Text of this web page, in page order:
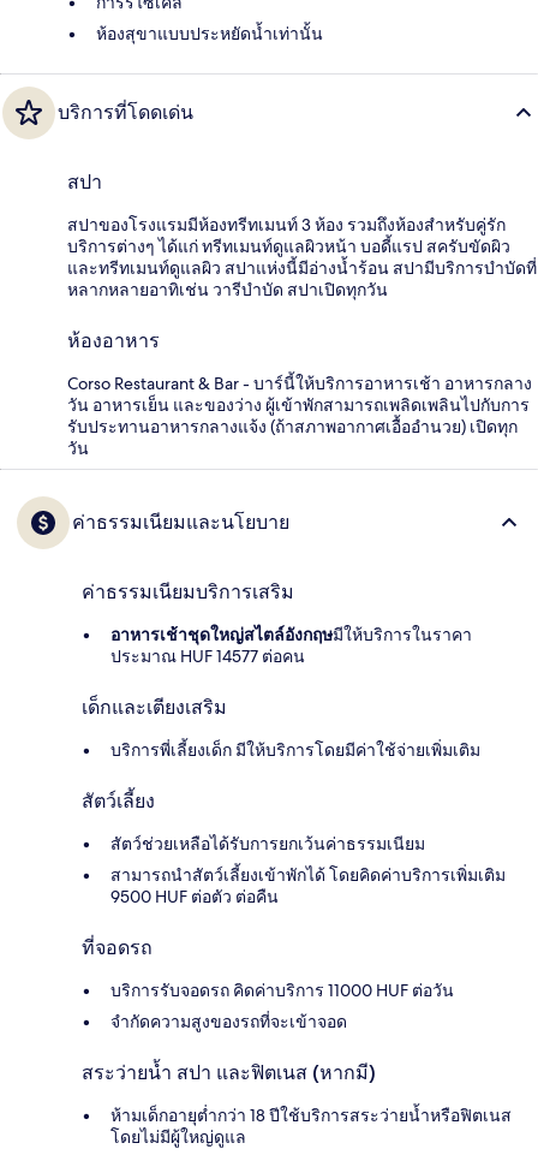
ห้องสุขาแบบประหยัดน้ำเท่านั้น
บริการที่โดดเด่น
สปา
สปาของโรงแรมมีห้องทรีทเมนท์ 3 ห้อง รวมถึงห้องสำหรับคู่รัก
บริการต่างๆ ได้แก่ ทรีทเมนท์ดูแลผิวหน้า บอดี้แรป สครับขัดผิว
และทรีทเมนท์ดูแลผิว สปาแห่งนี้มีอ่างน้ำร้อน สปามีบริการบำบัดที่
หลากหลายอาทิเช่น วารีบำบัด สปาเปิดทุกวัน
ห้องอาหาร
Corso Restaurant & Bar - บาร์นี้ให้บริการอาหารเช้า อาหารกลาง
วัน อาหารเย็น และของว่าง ผู้เข้าพักสามารถเพลิดเพลินไปกับการ
รับประทานอาหารกลางแจ้ง (ถ้าสภาพอากาศเอื้ออำนวย) เปิดทุก
วัน
ค่าธรรมเนียมและนโยบาย
ค่าธรรมเนียมบริการเสริม
อาหารเช้าชุดใหญ่สไตล์อังกฤษมีให้บริการในราคา
ประมาณ HUF 14577 ต่อคน
เด็กและเตียงเสริม
บริการพี่เลี้ยงเด็ก มีให้บริการโดยมีค่าใช้จ่ายเพิ่มเติม
สัตว์เลี้ยง
สัตว์ช่วยเหลือได้รับการยกเว้นค่าธรรมเนียม
สามารถนำสัตว์เลี้ยงเข้าพักได้ โดยคิดค่าบริการเพิ่มเติม
9500 HUF ต่อตัว ต่อคืน
ที่จอดรถ
บริการรับจอดรถ คิดค่าบริการ 11000 HUF ต่อวัน
จำกัดความสูงของรถที่จะเข้าจอด
สระว่ายน้ำ สปา และฟิตเนส (หากมี)
ห้ามเด็กอายุต่ำกว่า 18 ปีใช้บริการสระว่ายน้ำหรือฟิตเนส
โดยไม่มีผู้ใหญ่ดูแล